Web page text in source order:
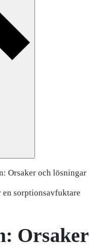
Orsaker och lösningar
Orsaker